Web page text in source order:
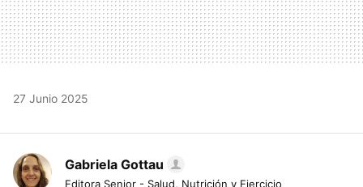
27 Junio 2025
Gabriela Gottau
Editora Senior - Salud, Nutrición y Ejercicio